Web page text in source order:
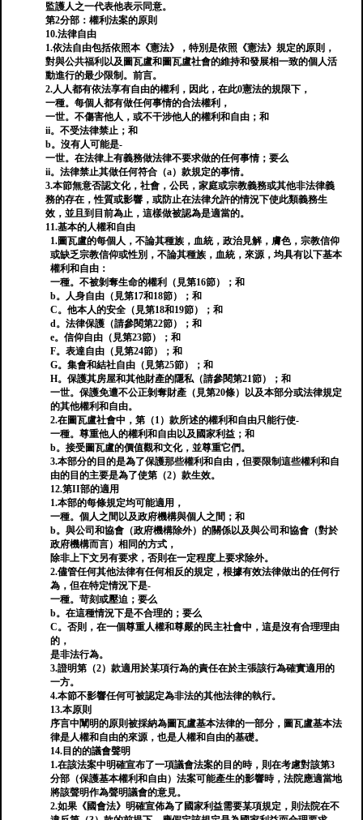
監護人之一代表他表示同意。
第2分部：權利法案的原則
10.法律自由
1.依法自由包括依照本《憲法》，特別是依照《憲法》規定的原則，
對與公共福利以及圖瓦盧和圖瓦盧社會的維持和發展相一致的個人活
動進行的最少限制。前言。
2.人人都有依法享有自由的權利，因此，在此0憲法的規限下，
一種。每個人都有做任何事情的合法權利，
一世。不傷害他人，或不干涉他人的權利和自由；和
ii。不受法律禁止；和
b。沒有人可能是-
一世。在法律上有義務做法律不要求做的任何事情；要么
ii。法律禁止其做任何符合（a）款規定的事情。
3.本節無意否認文化，社會，公民，家庭或宗教義務或其他非法律義
務的存在，性質或影響，或防止在法律允許的情況下使此類義務生
效，並且到目前為止，這樣做被認為是適當的。
11.基本的人權和自由
1.圖瓦盧的每個人，不論其種族，血統，政治見解，膚色，宗教信仰
或缺乏宗教信仰或性別，不論其種族，血統，來源，均具有以下基本
權利和自由：
一種。不被剝奪生命的權利（見第16節）；和
b。人身自由（見第17和18節）；和
C。他本人的安全（見第18和19節）；和
d。法律保護（請參閱第22節）；和
e。信仰自由（見第23節）；和
F。表達自由（見第24節）；和
G。集會和結社自由（見第25節）；和
H。保護其房屋和其他財產的隱私（請參閱第21節）；和
一世。保護免遭不公正剝奪財產（見第20條）以及本部分或法律規定
的其他權利和自由。
2.在圖瓦盧社會中，第（1）款所述的權利和自由只能行使-
一種。尊重他人的權利和自由以及國家利益；和
b。接受圖瓦盧的價值觀和文化，並尊重它們。
3.本部分的目的是為了保護那些權利和自由，但要限制這些權利和自
由的目的主要是為了使第（2）款生效。
12.第II部的適用
1.本部的每條規定均可能適用，
一種。個人之間以及政府機構與個人之間；和
b。與公司和協會（政府機構除外）的關係以及與公司和協會（對於
政府機構而言）相同的方式，
除非上下文另有要求，否則在一定程度上要求除外。
2.儘管任何其他法律有任何相反的規定，根據有效法律做出的任何行
為，但在特定情況下是-
一種。苛刻或壓迫；要么
b。在這種情況下是不合理的；要么
C。否則，在一個尊重人權和尊嚴的民主社會中，這是沒有合理理由
的，
是非法行為。
3.證明第（2）款適用於某項行為的責任在於主張該行為確實適用的
一方。
4.本節不影響任何可被認定為非法的其他法律的執行。
13.本原則
序言中闡明的原則被採納為圖瓦盧基本法律的一部分，圖瓦盧基本法
律是人權和自由的來源，也是人權和自由的基礎。
14.目的的議會聲明
1.在該法案中明確宣布了一項議會法案的目的時，則在考慮對該第3
分部（保護基本權利和自由）法案可能產生的影響時，法院應適當地
將該聲明作為聲明議會的意見。
2.如果《國會法》明確宣佈為了國家利益需要某項規定，則法院在不